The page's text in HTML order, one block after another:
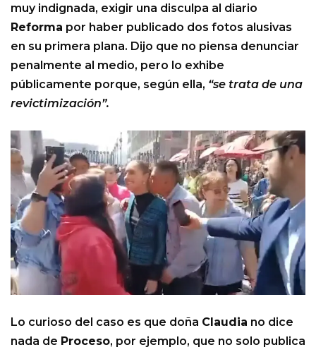
muy indignada, exigir una disculpa al diario
Reforma por haber publicado dos fotos alusivas
en su primera plana. Dijo que no piensa denunciar
penalmente al medio, pero lo exhibe
públicamente porque, según ella, “se trata de una
revictimización”.
Lo curioso del caso es que doña Claudia no dice
nada de Proceso, por ejemplo, que no solo publica